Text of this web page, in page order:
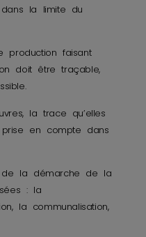
la limite du
faisant
doit être traçable,
la trace qu’elles
en compte dans
de la démarche de la
: la
la communalisation,